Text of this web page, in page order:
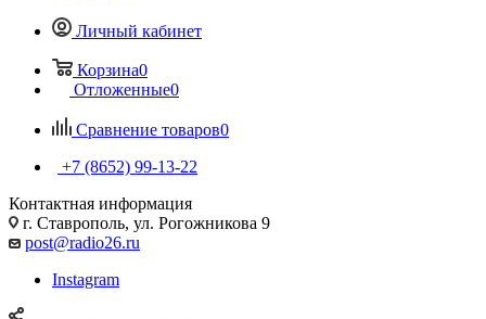
Личный кабинет
Корзина0
Отложенные0
Сравнение товаров0
+7 (8652) 99-13-22
Контактная информация
г. Ставрополь, ул. Рогожникова 9
post@radio26.ru
Instagram